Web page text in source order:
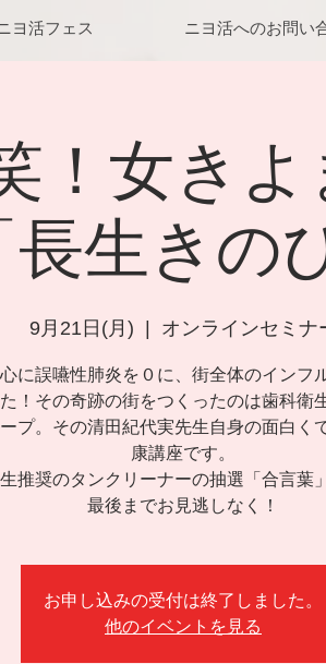
ヨ活フェス ニヨ活へのお問い
！女き
生きの
9月21日(月) オンラインセミナ
に誤嚥性肺炎を０に、街全体のインフ
！その奇跡の街をつくったのは歯科衛
プ。その清田紀代実先生自身の面白く
康講座です。
推奨のタンクリーナーの抽選「合言葉
最後までお見逃しなく！
お申し込みの受付は終了しました。
他のイベントを見る